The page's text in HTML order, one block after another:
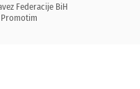
Federacije BiH
Promotim